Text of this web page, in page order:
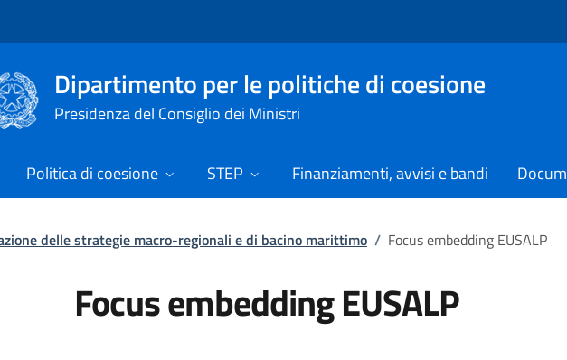
Dipartimento per le politiche di coesione
Presidenza del Consiglio dei Ministri
Politica di coesione STEP Finanziamenti, avvisi e bandi
delle strategie macro-regionali e di bacino marittimo / Focus embedding EUSALP
Focus embedding EUSALP